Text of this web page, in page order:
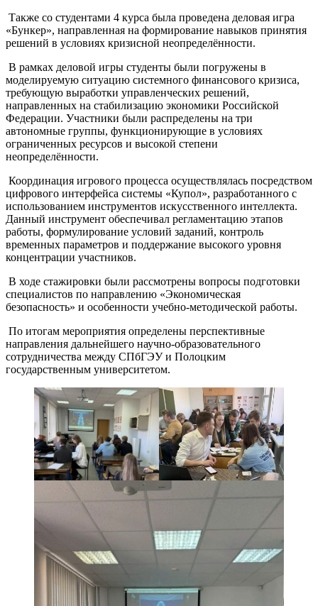
Также со студентами 4 курса была проведена деловая игра
«Бункер», направленная на формирование навыков принятия
решений в условиях кризисной неопределённости.
В рамках деловой игры студенты были погружены в
моделируемую ситуацию системного финансового кризиса,
требующую выработки управленческих решений,
направленных на стабилизацию экономики Российской
Федерации. Участники были распределены на три
автономные группы, функционирующие в условиях
ограниченных ресурсов и высокой степени
неопределённости.
Координация игрового процесса осуществлялась посредством
цифрового интерфейса системы «Купол», разработанного с
использованием инструментов искусственного интеллекта.
Данный инструмент обеспечивал регламентацию этапов
работы, формулирование условий заданий, контроль
временных параметров и поддержание высокого уровня
концентрации участников.
В ходе стажировки были рассмотрены вопросы подготовки
специалистов по направлению «Экономическая
безопасность» и особенности учебно-методической работы.
По итогам мероприятия определены перспективные
направления дальнейшего научно-образовательного
сотрудничества между СПбГЭУ и Полоцким
государственным университетом.